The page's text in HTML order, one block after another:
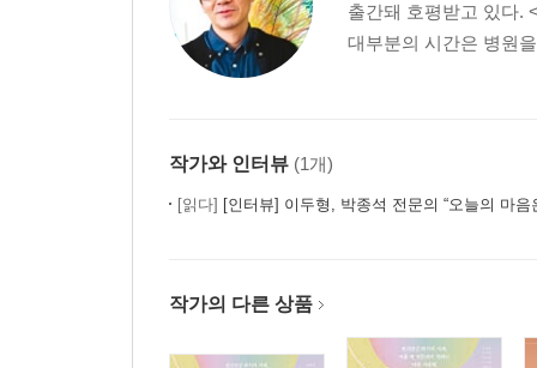
출간돼 호평받고 있다.
대부분의 시간은 병원
작가와 인터뷰 (1개)
[읽다] [인터뷰] 이두형, 박종석 전문의 “오늘의 마음은
작가의 다른 상품